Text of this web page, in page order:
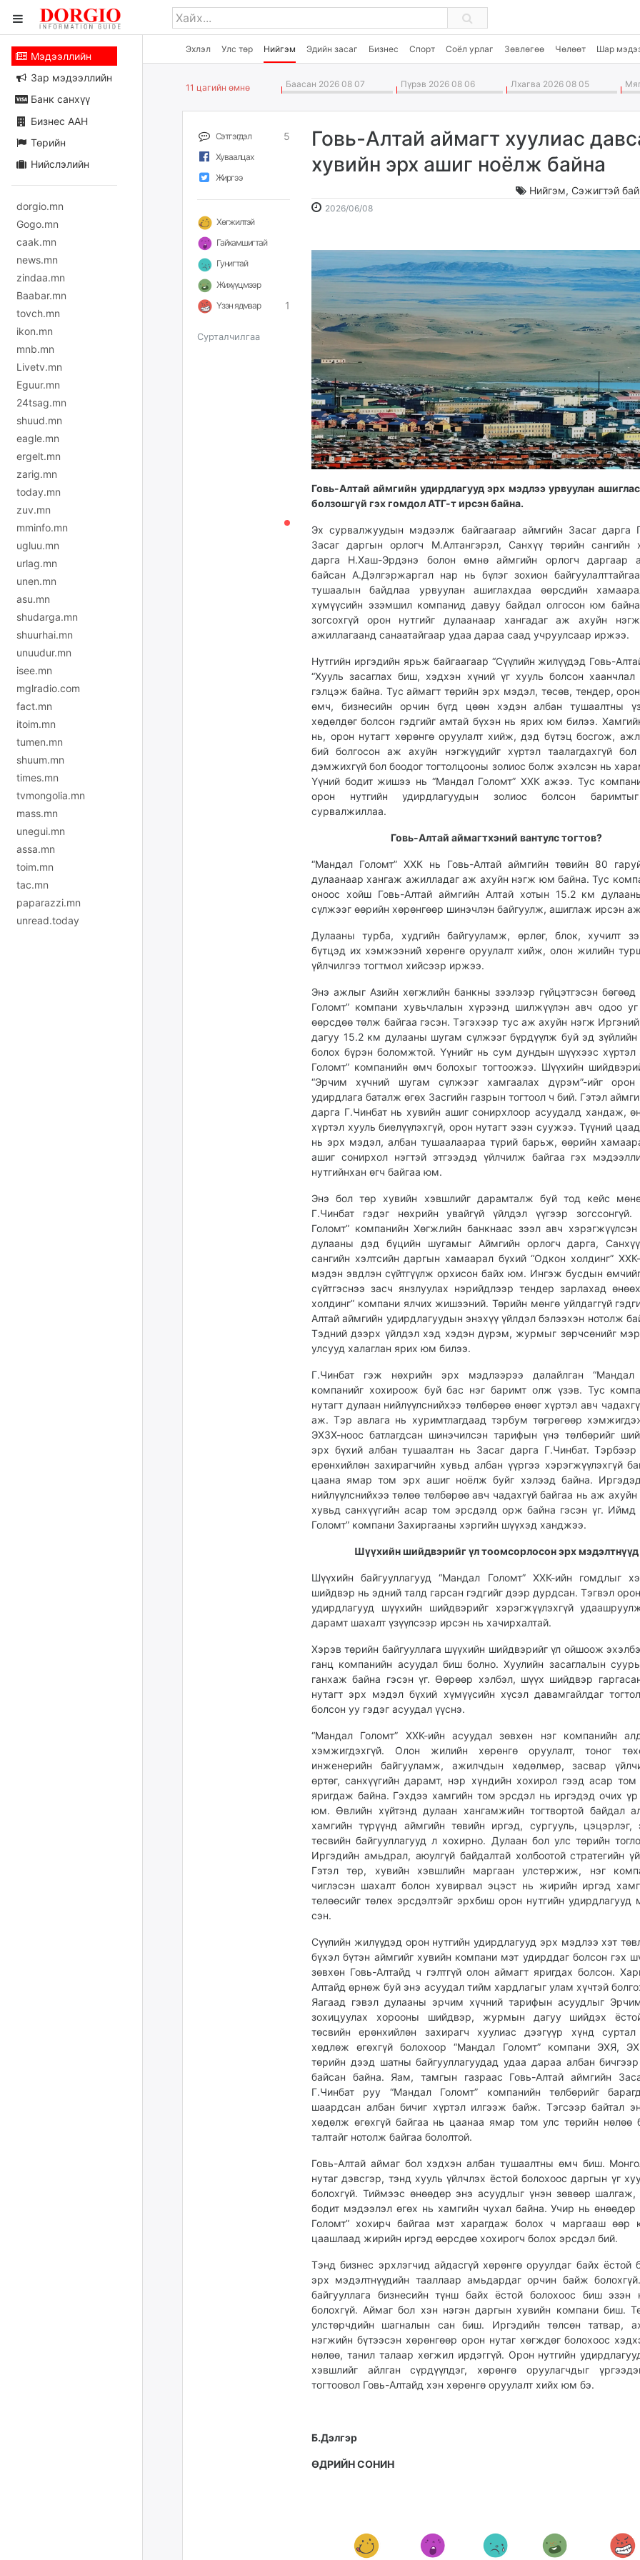
Эхлэл Улс төр Нийгэм Эдийн засаг Бизнес Спорт Соёл урлаг Зөвлөгөө Чөлөөт Шар
Мэдээллийн
Зар мэдээллийн
Банк санхүү
Бизнес ААН
Төрийн
Нийслэлийн
dorgio.mn
Gogo.mn
caak.mn
news.mn
zindaa.mn
Baabar.mn
tovch.mn
ikon.mn
mnb.mn
Livetv.mn
Eguur.mn
24tsag.mn
shuud.mn
eagle.mn
ergelt.mn
zarig.mn
today.mn
zuv.mn
mminfo.mn
ugluu.mn
urlag.mn
unen.mn
asu.mn
shudarga.mn
shuurhai.mn
unuudur.mn
isee.mn
mglradio.com
fact.mn
itoim.mn
tumen.mn
shuum.mn
times.mn
tvmongolia.mn
mass.mn
unegui.mn
assa.mn
toim.mn
tac.mn
paparazzi.mn
unread.today
11 цагийн өмнө Баасан 2026 08 07 Пүрэв 2026 08 06 Лхагва 2026 08 05
Сэтгэгдэл 5
Хуваалцах
Жиргээ
Хөгжилтэй
Гайхамшигтай
Гунигтай
Жихүүцмээр
Үзэн ядмаар
1
Сурталчилгаа
Говь-Алтай аймагт хуулиас
хувийн эрх ашиг ноёлж байна
Нийгэм, Сэжигтэй
2026/06/082026-
10:20:15
2026-
02:56:58
Говь-Алтай аймгийн удирдлагууд эрх мэдлээ урвуулан
болзошгүй гэх гомдол АТГ-т ирсэн байна.
Эх сурвалжуудын мэдээлж байгаагаар аймгийн Засаг дарга
Засаг даргын орлогч М.Алтангэрэл, Санхүү төрийн сангийн
дарга Н.Хаш-Эрдэнэ болон өмнө аймгийн орлогч даргаар
байсан А.Дэлгэржаргал нар нь бүлэг зохион
тушаалын байдлаа урвуулан ашиглахдаа өөрсдийн
хүмүүсийн эзэмшил компанид давуу байдал олгосон юм
зогсохгүй орон нутгийг дулаанаар хангадаг аж ахуйн
ажиллагаанд санаатайгаар удаа дараа саад учруулсаар иржээ.
Нутгийн иргэдийн ярьж байгаагаар “Сүүлийн жилүүдэд Говь-
“Хууль засаглах биш, хэдхэн хүний үг хууль болсон хаанчлал
гэлцэж байна. Тус аймагт төрийн эрх мэдэл, төсөв, тендер, орон
өмч, бизнесийн орчин бүгд цөөн хэдэн албан тушаалтны
хөдөлдөг болсон гэдгийг амтай бүхэн нь ярих юм билээ.
нь, орон нутагт хөрөнгө оруулалт хийж, дэд бүтэц босгож,
бий болгосон аж ахуйн нэгжүүдийг хүртэл таалагдахгүй
дэмжихгүй бол боодог тогтолцооны золиос болж эхэлсэн нь
Үүний бодит жишээ нь “Мандал Голомт” ХХК ажээ. Тус
орон нутгийн удирдлагуудын золиос болсон
сурвалжиллаа.
Говь-Алтай аймагтхэний вантулс тогтов?
“Мандал Голомт” ХХК нь Говь-Алтай аймгийн төвийн 80
дулаанаар хангаж ажилладаг аж ахуйн нэгж юм байна. Тус
оноос хойш Говь-Алтай аймгийн Алтай хотын 15.2 км
сүлжээг өөрийн хөрөнгөөр шинэчлэн байгуулж, ашиглаж ирсэн
Дулааны турба, худгийн байгууламж, өрлөг, блок, хучилт
бүтцэд их хэмжээний хөрөнгө оруулалт хийж, олон жилийн
үйлчилгээ тогтмол хийсээр иржээ.
Энэ ажлыг Азийн хөгжлийн банкны зээлээр гүйцэтгэсэн бөгөөд
Голомт” компани хувьчлалын хүрээнд шилжүүлэн авч одоо уг
өөрсдөө төлж байгаа гэсэн. Тэгэхээр тус аж ахуйн нэгж Иргэний
дагуу 15.2 км дулааны шугам сүлжээг бүрдүүлж буй эд зүйлийн
болох бүрэн боломжтой. Үүнийг нь сум дундын шүүхээс хүртэл
Голомт” компанийн өмч болохыг тогтоожээ. Шүүхийн
“Эрчим хүчний шугам сүлжээг хамгаалах дүрэм”-ийг орон
удирдлага баталж өгөх Засгийн газрын тогтоол ч бий. Гэтэл
дарга Г.Чинбат нь хувийн ашиг сонирхлоор асуудалд хандаж,
хүртэл хууль биелүүлэхгүй, орон нутагт эзэн суужээ. Түүний
нь эрх мэдэл, албан тушаалаараа түрий барьж, өөрийн
ашиг сонирхол нэгтэй этгээдэд үйлчилж байгаа гэх
нутгийнхан өгч байгаа юм.
Энэ бол төр хувийн хэвшлийг дарамталж буй тод кейс
Г.Чинбат гэдэг нөхрийн увайгүй үйлдэл үүгээр зогссонгүй.
Голомт” компанийн Хөгжлийн банкнаас зээл авч
дулааны дэд бүцийн шугамыг Аймгийн орлогч дарга,
сангийн хэлтсийн даргын хамаарал бүхий “Одкон холдинг”
мэдэн эвдлэн сүйтгүүлж орхисон байх юм. Ингэж бусдын
сүйтгэснээ засч янзлуулах нэрийдлээр тендер зарлахад
холдинг” компани ялчих жишээний. Төрийн мөнгө уйлдаггүй
Алтай аймгийн удирдлагуудын энэхүү үйлдэл бэлээхэн нотолж
Тэдний дээрх үйлдэл хэд хэдэн дүрэм, журмыг зөрчсөнийг
улсууд халаглан ярих юм билээ.
Г.Чинбат гэж нөхрийн эрх мэдлээрээ далайлган “Мандал
компанийг хохироож буй бас нэг баримт олж үзэв. Тус
нутагт дулаан нийлүүлснийхээ төлбөрөө өнөөг хүртэл авч
аж. Тэр авлага нь хуримтлагдаад тэрбум төгрөгөөр
ЭХЗХ-ноос батлагдсан шинэчилсэн тарифын үнэ төлбөрийг
эрх бүхий албан тушаалтан нь Засаг дарга Г.Чинбат. Тэрбээр
ерөнхийлөн захирагчийн хувьд албан үүргээ хэрэгжүүлэхгүй
цаана ямар том эрх ашиг ноёлж буйг хэлээд байна.
нийлүүлснийхээ төлөө төлбөрөө авч чадахгүй байгаа нь аж
хувьд санхүүгийн асар том эрсдэлд орж байна гэсэн үг. Иймд
Голомт” компани Захиргааны хэргийн шүүхэд ханджээ.
Шүүхийн шийдвэрийг үл тоомсорлосон эрх мэдэлтнүүд
Шүүхийн байгууллагууд “Мандал Голомт” ХХК-ийн гомдлыг
шийдвэр нь эдний талд гарсан гэдгийг дээр дурдсан. Тэгвэл
удирдлагууд шүүхийн шийдвэрийг хэрэгжүүлэхгүй
дарамт шахалт үзүүлсээр ирсэн нь хачирхалтай.
Хэрэв төрийн байгууллага шүүхийн шийдвэрийг үл ойшоож
ганц компанийн асуудал биш болно. Хуулийн засаглалын
ганхаж байна гэсэн үг. Өөрөөр хэлбэл, шүүх шийдвэр
нутагт эрх мэдэл бүхий хүмүүсийн хүсэл давамгайлдаг
болсон уу гэдэг асуудал үүснэ.
“Мандал Голомт” ХХК-ийн асуудал зөвхөн нэг компанийн
хэмжигдэхгүй. Олон жилийн хөрөнгө оруулалт, тоног
инженерийн байгууламж, ажилчдын хөдөлмөр, засвар
өртөг, санхүүгийн дарамт, нэр хүндийн хохирол гээд асар том
яригдаж байна. Гэхдээ хамгийн том эрсдэл нь иргэдэд очих үр
юм. Өвлийн хүйтэнд дулаан хангамжийн тогтвортой байдал
хамгийн түрүүнд аймгийн төвийн иргэд, сургууль, цэцэрлэг,
төсвийн байгууллагууд л хохирно. Дулаан бол улс төрийн
Иргэдийн амьдрал, аюулгүй байдалтай холбоотой стратегийн
Гэтэл төр, хувийн хэвшлийн маргаан улстөржиж, нэг
чиглэсэн шахалт болон хувирвал эцэст нь жирийн иргэд
төлөөсийг төлөх эрсдэлтэйг эрхбиш орон нутгийн удирдлагууд
сэн.
Сүүлийн жилүүдэд орон нутгийн удирдлагууд эрх мэдлээ хэт
бүхэл бүтэн аймгийг хувийн компани мэт удирддаг болсон гэх
зөвхөн Говь-Алтайд ч гэлтгүй олон аймагт яригдах болсон.
Алтайд өрнөж буй энэ асуудал тийм хардлагыг улам хүчтэй
Яагаад гэвэл дулааны эрчим хүчний тарифын асуудлыг
зохицуулах хорооны шийдвэр, журмын дагуу шийдэх
төсвийн ерөнхийлөн захирагч хуулиас дээгүүр хүнд суртал
хөдлөж өгөхгүй болохоор “Мандал Голомт” компани ЭХЯ,
төрийн дээд шатны байгууллагуудад удаа дараа албан
байсан байна. Яам, тамгын газраас Говь-Алтай аймгийн
Г.Чинбат руу “Мандал Голомт” компанийн төлбөрийг
шаардсан албан бичиг хүртэл илгээж байж. Тэгсээр байтал
хөдөлж өгөхгүй байгаа нь цаанаа ямар том улс төрийн нөлөө
талтайг нотолж байгаа бололтой.
Говь-Алтай аймаг бол хэдхэн албан тушаалтны өмч биш.
нутаг дэвсгэр, тэнд хууль үйлчлэх ёстой болохоос даргын үг
болохгүй. Тиймээс өнөөдөр энэ асуудлыг үнэн зөвөөр шалгаж,
бодит мэдээлэл өгөх нь хамгийн чухал байна. Учир нь өнөөдөр
Голомт” хохирч байгаа мэт харагдаж болох ч маргааш өөр
цаашлаад жирийн иргэд өөрсдөө хохирогч болох эрсдэл бий.
Тэнд бизнес эрхлэгчид айдасгүй хөрөнгө оруулдаг байх ёстой
эрх мэдэлтнүүдийн тааллаар амьдардаг орчин байж
байгууллага бизнесийн түнш байх ёстой болохоос биш эзэн
болохгүй. Аймаг бол хэн нэгэн даргын хувийн компани биш.
улстөрчдийн шагналын сан биш. Иргэдийн төлсөн татвар,
нэгжийн бүтээсэн хөрөнгөөр орон нутаг хөгждөг болохоос
нөлөө, танил талаар хөгжил ирдэггүй. Орон нутгийн
хэвшлийг айлган сүрдүүлдэг, хөрөнгө оруулагчдыг
тогтоовол Говь-Алтайд хэн хөрөнгө оруулалт хийх юм бэ.
Б.Дэлгэр
ӨДРИЙН СОНИН